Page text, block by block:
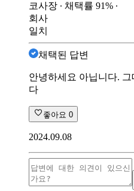
코사장 ∙ 채택률 91% ∙
회사
일치
채택된 답변
안녕하세요 아닙니다.
다
좋아요 0
2024.09.08